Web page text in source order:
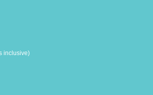
inclusive)